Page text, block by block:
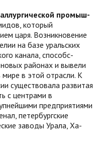
промыш­
который
царя. Возникновение
на базе уральских
канала, способс­
районах и вывели
в этой отрасли. К
существовала развитая
с центрами в
предприятиями
петербургские
заводы Урала, Ха­